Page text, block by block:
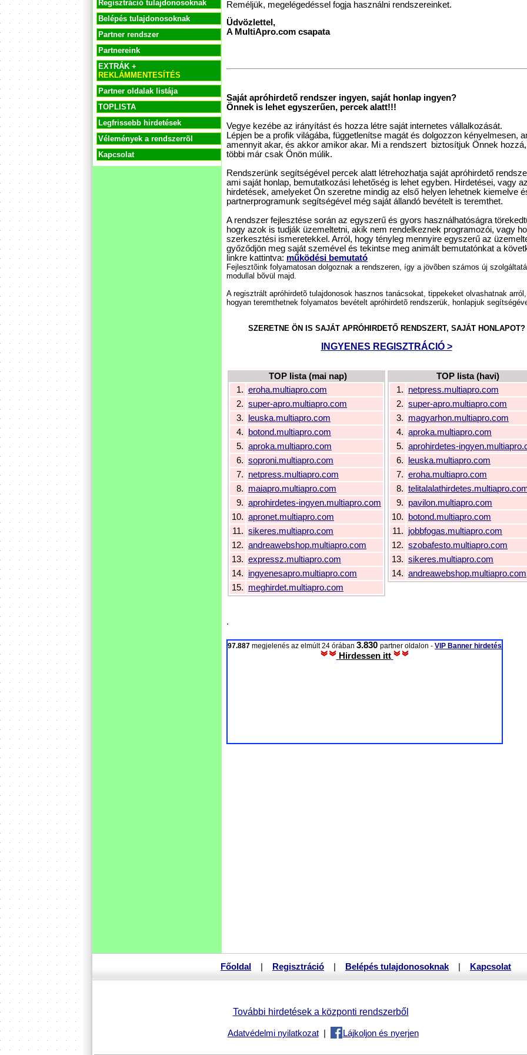
Regisztráció tulajdonosoknak
Belépés tulajdonosoknak
Partner rendszer
Partnereink
EXTRÁK +
REKLÁMMENTESÍTÉS
Partner oldalak listája
TOPLISTA
Legfrissebb hirdetések
Vélemények a rendszerrõl
Kapcsolat
Reméljük, megelégedéssel fogja használni rendszereinket.
Üdvözlettel,
A MultiApro.com csapata
Saját apróhirdető rendszer ingyen, saját honlap ingyen?
Önnek is lehet egyszerűen, percek alatt!!!
Vegye kezébe az irányítást és hozza létre saját internetes vállalkozását.
Lépjen be a profik világába, függetlenítse magát és dolgozzon kényelmesen,
amennyit akar, és akkor amikor akar. Mi a rendszert biztosítjuk Önnek
többi már csak Önön múlik.
Rendszerünk segítségével percek alatt létrehozhatja saját apróhirdető
ami saját honlap, bemutatkozási lehetőség is lehet egyben. Hirdetései, vagy
hirdetések, amelyeket Ön szeretne mindig az első helyen lehetnek kiemelve
partnerprogramunk segítségével még saját állandó bevételt is teremthet.
A rendszer fejlesztése során az egyszerű és gyors használhatóságra
hogy azok is tudják üzemeltetni, akik nem rendelkeznek programozói, vagy
szerkesztési ismeretekkel. Arról, hogy tényleg mennyire egyszerű az
győződjön meg saját szemével és tekintse meg animált bemutatónkat a
linkre kattintva: működési bemutató
Fejlesztõink folyamatosan dolgoznak a rendszeren, így a jövõben számos új
modullal bõvül majd.
A regisztrált apróhirdetõ tulajdonosok hasznos tanácsokat, tippekeket olvashatnak arról,
hogyan teremthetnek folyamatos bevételt apróhirdetõ rendszerük, honlapjuk
SZERETNE ÖN IS SAJÁT APRÓHIRDETŐ RENDSZERT, SAJÁT HONLAPOT?
INGYENES REGISZTRÁCIÓ >
TOP lista (mai nap)
1. eroha.multiapro.com
2. super-apro.multiapro.com
3.
leuska.multiapro.com
4.
botond.multiapro.com
5. aproka.multiapro.com
6. soproni.multiapro.com
7.
netpress.multiapro.com
8.
maiapro.multiapro.com
9. aprohirdetes-ingyen.multiapro.com
10. apronet.multiapro.com
11. sikeres.multiapro.com
12. andreawebshop.multiapro.com
13. expressz.multiapro.com
14.
ingyenesapro.multiapro.com
15.
meghirdet.multiapro.com
TOP lista (havi)
1.
netpress.multiapro.com
2. super-apro.multiapro.com
3.
magyarhon.multiapro.com
4. aproka.multiapro.com
5. aprohirdetes-
6.
leuska.multiapro.com
7. eroha.multiapro.com
8.
9.
pavilon.multiapro.com
10.
botond.multiapro.com
11.
jobbfogas.multiapro.com
12. szobafesto.multiapro.com
13. sikeres.multiapro.com
14. andreawebshop.multiapro.com
.
97.887 megjelenés az elmúlt 24 órában 3.830 partner oldalon - VIP Banner hirdetés
Hirdessen itt
Főoldal Regisztráció Belépés tulajdonosoknak Kapcsolat
További hirdetések a központi rendszerből
Adatvédelmi nyilatkozat| Lájkoljon és nyerjen